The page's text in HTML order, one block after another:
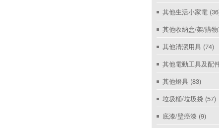
其他生活小家電
其他收納盒/架/購
其他清潔用具 (74)
其他電動工具及配
其他燈具 (83)
垃圾桶/垃圾袋 (57)
底漆/壁癌漆 (9)